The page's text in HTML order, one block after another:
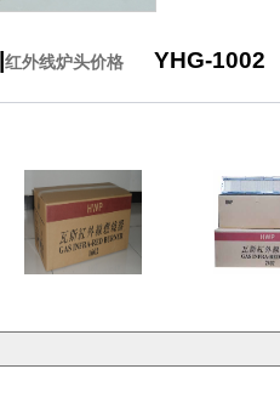
红外线炉头价格 YHG-1002